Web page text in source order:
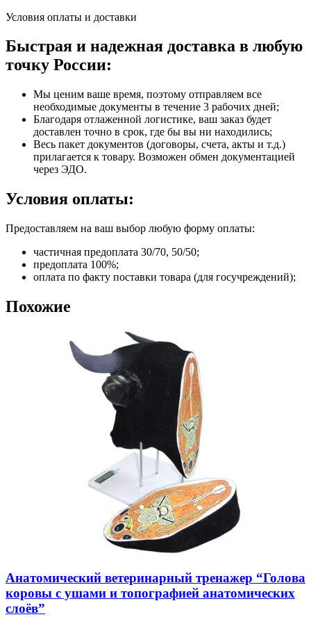
Условия оплаты и доставки
Быстрая и надежная доставка в любую
точку России:
Мы ценим ваше время, поэтому отправляем все
необходимые документы в течение 3 рабочих дней;
Благодаря отлаженной логистике, ваш заказ будет
доставлен точно в срок, где бы вы ни находились;
Весь пакет документов (договоры, счета, акты и т.д.)
прилагается к товару. Возможен обмен документацией
через ЭДО.
Условия оплаты:
Предоставляем на ваш выбор любую форму оплаты:
частичная предоплата 30/70, 50/50;
предоплата 100%;
оплата по факту поставки товара (для госучреждений);
Похожие
Анатомический ветеринарный тренажер “Голова
коровы с ушами и топографией анатомических
слоёв”